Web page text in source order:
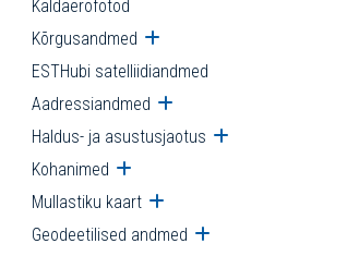
Kaldaerofotod
Kõrgusandmed Ava alammenüü
ESTHubi satelliidiandmed
Aadressiandmed Ava alammenüü
Haldus- ja asustusjaotus Ava alammenüü
Kohanimed Ava alammenüü
Mullastiku kaart Ava alammenüü
Geodeetilised andmed Ava alammenüü